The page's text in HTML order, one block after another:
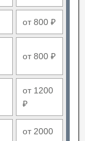
от 800 ₽
от 800 ₽
от 1200
₽
от 2000